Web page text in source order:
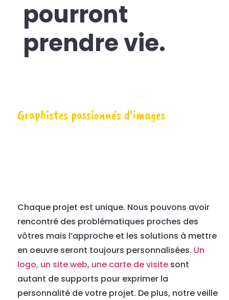
pourront
prendre vie.
Graphistes passionnés d’images
Chaque projet est unique. Nous pouvons avoir
rencontré des problématiques proches des
vôtres mais l’approche et les solutions à mettre
en oeuvre seront toujours personnalisées. Un
logo, un site web, une carte de visitesont
autant de supports pour exprimer la
personnalité de votre projet. De plus, notre veille